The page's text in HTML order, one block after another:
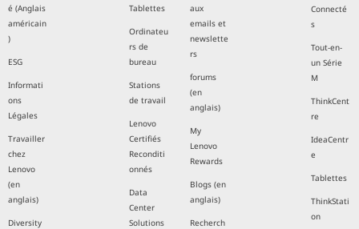
é (Anglais
américain
)
ESG
Informati
ons
Légales
Travailler
chez
Lenovo
(en
anglais)
Diversity
Tablettes
Ordinateu
rs de
bureau
Stations
de travail
Lenovo
Certifiés
Reconditi
onnés
Data
Center
Solutions
aux
emails et
newslette
rs
forums
(en
anglais)
My
Lenovo
Rewards
Blogs (en
anglais)
Recherch
Connecté
s
Tout-en-
un Série
M
ThinkCent
re
IdeaCentr
e
Tablettes
ThinkStati
on